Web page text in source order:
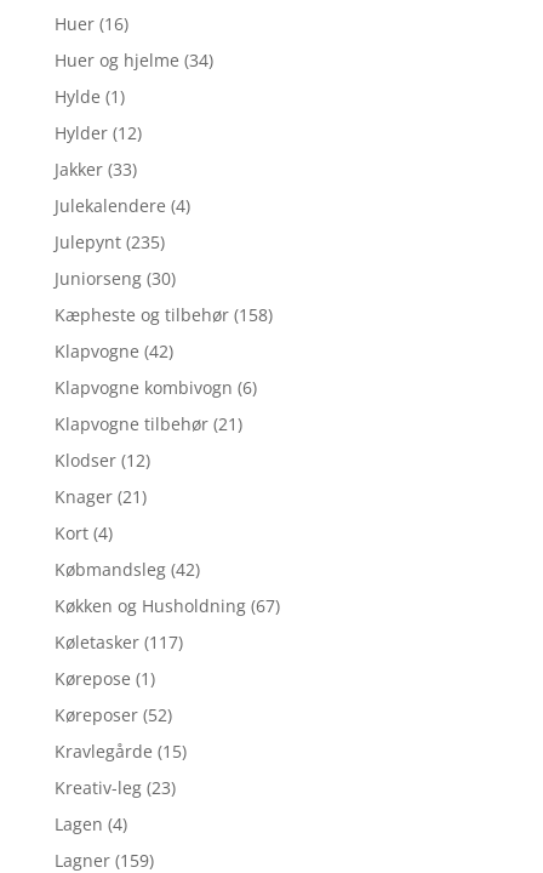
Huer (16)
Huer og hjelme (34)
Hylde (1)
Hylder (12)
Jakker (33)
Julekalendere (4)
Julepynt (235)
Juniorseng (30)
Kæpheste og tilbehør (158)
Klapvogne (42)
Klapvogne kombivogn (6)
Klapvogne tilbehør (21)
Klodser (12)
Knager (21)
Kort (4)
Købmandsleg (42)
Køkken og Husholdning (67)
Køletasker (117)
Kørepose (1)
Køreposer (52)
Kravlegårde (15)
Kreativ-leg (23)
Lagen (4)
Lagner (159)